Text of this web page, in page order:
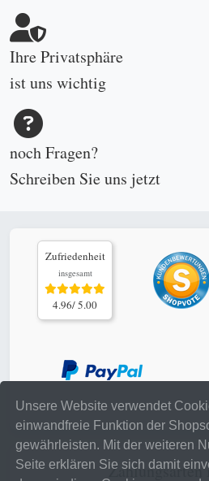
Unsere Website verwendet
einwandfreie Funktion der
gewährleisten. Mit der weiteren
Seite erklären Sie sich damit
Ihre Privatsphäre
ist uns wichtig
noch Fragen?
Schreiben Sie uns jetzt
Zufriedenheit
insgesamt
4.96/ 5.00
Zahlungsarten